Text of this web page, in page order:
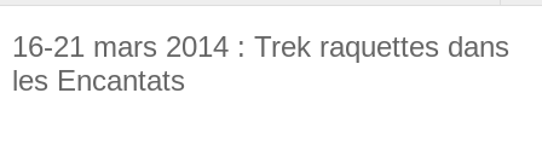
16-21 mars 2014 : Trek raquettes dans
les Encantats